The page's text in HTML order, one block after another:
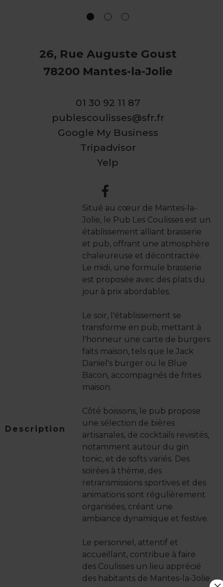
26, Rue Auguste Goust
78200 Mantes-la-Jolie
01 30 92 11 87
publescoulisses@sfr.fr
Google My Business
Tripadvisor
Yelp
Description
Situé au cœur de Mantes-la-
Jolie, le Pub Les Coulisses est un
établissement alliant brasserie
et pub, offrant une atmosphère
chaleureuse et décontractée.
Le midi, une formule brasserie
est proposée avec des plats du
jour à prix abordables.
Le soir, l'établissement se
transforme en pub, mettant à
l'honneur une carte de burgers
faits maison, tels que le Jack
Daniel's burger ou le Blue
Bacon, accompagnés de frites
maison.
Côté boissons, le pub propose
une sélection de bières
artisanales, de cocktails revisités,
notamment autour du gin
tonic, et de softs variés. Des
soirées à thème, des
retransmissions sportives et des
animations sont régulièrement
organisées, créant une
ambiance dynamique et festive.
Le personnel, attentif et
accueillant, contribue à faire
des Coulisses un lieu apprécié
des habitants de Mantes-la-Jolie